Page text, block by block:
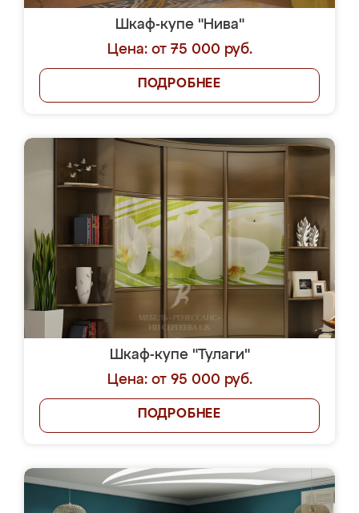
Шкаф-купе "Нива"
Цена: от 75 000 руб.
ПОДРОБНЕЕ
Шкаф-купе "Тулаги"
Цена: от 95 000 руб.
ПОДРОБНЕЕ